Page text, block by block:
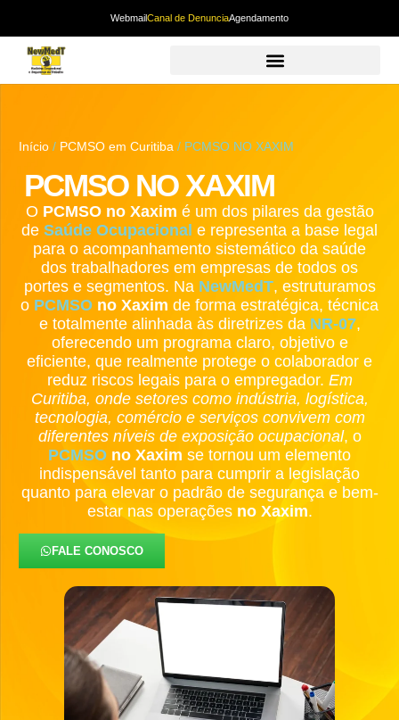
WebmailCanal de DenunciaAgendamento
Início / PCMSO em Curitiba / PCMSO NO XAXIM
PCMSO NO XAXIM
O PCMSO no Xaxim é um dos pilares da gestão
de Saúde Ocupacional e representa a base legal
para o acompanhamento sistemático da saúde
dos trabalhadores em empresas de todos os
portes e segmentos. Na NewMedT, estruturamos
o PCMSO no Xaxim de forma estratégica, técnica
e totalmente alinhada às diretrizes da NR-07,
oferecendo um programa claro, objetivo e
eficiente, que realmente protege o colaborador e
reduz riscos legais para o empregador. Em
Curitiba, onde setores como indústria, logística,
tecnologia, comércio e serviços convivem com
diferentes níveis de exposição ocupacional, o
PCMSO no Xaxim se tornou um elemento
indispensável tanto para cumprir a legislação
quanto para elevar o padrão de segurança e bem-
estar nas operações no Xaxim.
FALE CONOSCO